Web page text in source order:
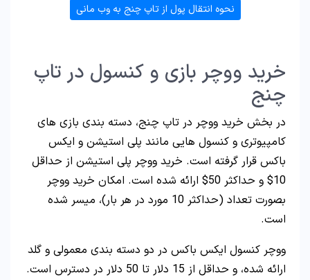
نحوه انتقال پول از تاپ چنج به وب مانی
خرید ووچر بازی و کنسول در تاپ
چنج
در بخش خرید ووچر در تاپ چنج، دسته بندی بازی های
کامپیوتری و کنسول هایی مانند پلی استیشن و ایکس
باکس قرار گرفته است. خرید ووچر پلی استیشن از حداقل
10$ و حداکثر 50$ ارائه شده است. امکان خرید ووچر
بصورت تعداد (حداکثر 10 مورد در هر بار)، میسر شده
است.
ووچر کنسول ایکس باکس در دو دسته بندی معمولی و گلد
ارائه شده، و حداقل از 15 دلار تا 50 دلار در دسترس است.